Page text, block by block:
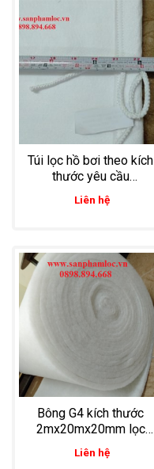
Túi lọc hồ bơi theo kích
thước yêu cầu
33*35cm
Liên hệ
Bông G4 kích thước
2mx20mx20mm lọc
nước tuần hoàn cho
vuông nuôi tôm thẻ,
Liên hệ